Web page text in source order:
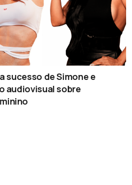
sucesso de Simone e
audiovisual sobre